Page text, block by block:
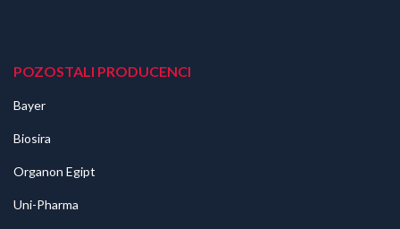
POZOSTALI PRODUCENCI
Bayer
Biosira
Organon Egipt
Uni-Pharma